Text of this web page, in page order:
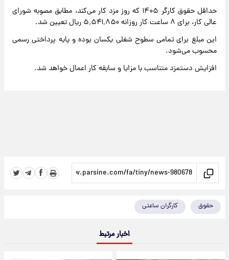
حداقل حقوق کارگر ۱۴۰۵ که روز مزد کار می‌کند، مطابق مصوبه شورای
عالی کار، برای ۸ ساعت کار روزانه ۵٬۵۴۱٬۸۵۰ ریال تعیین شد.
این مبلغ برای تمامی سطوح شغلی یکسان بوده و پایه پرداختی رسمی
محسوب می‌شود.
افزایش دستمزد متناسب با مزایا و سابقه کار اعمال خواهد شد.
حقوق کارگران ساعتی
اخبار مرتبط